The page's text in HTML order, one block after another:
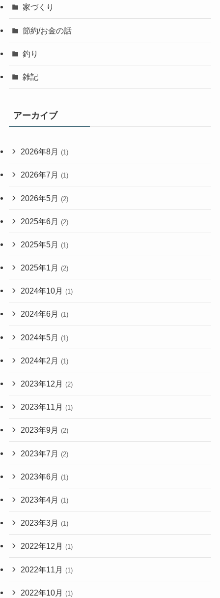
家づくり
節約/お金の話
釣り
雑記
アーカイブ
2026年8月 (1)
2026年7月 (1)
2026年5月 (2)
2025年6月 (2)
2025年5月 (1)
2025年1月 (2)
2024年10月 (1)
2024年6月 (1)
2024年5月 (1)
2024年2月 (1)
2023年12月 (2)
2023年11月 (1)
2023年9月 (2)
2023年7月 (2)
2023年6月 (1)
2023年4月 (1)
2023年3月 (1)
2022年12月 (1)
2022年11月 (1)
2022年10月 (1)